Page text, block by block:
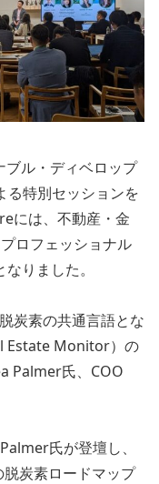
ブル・ディベロップ
る特別セッションを
には、不動産・金
ロフェッショナル
りました。
炭素の共通言語とな
Estate Monitor）の
Palmer氏、COO
氏が登壇し、
炭素ロードマップ